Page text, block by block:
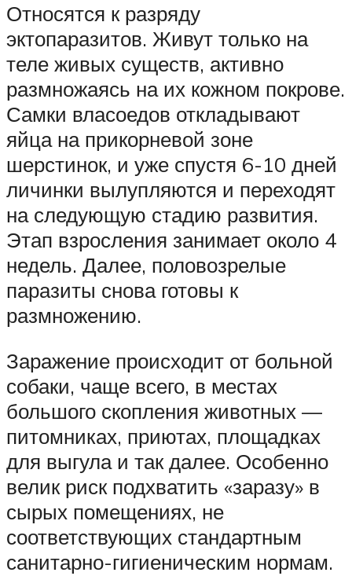
Относятся к разряду
эктопаразитов. Живут только на
теле живых существ, активно
размножаясь на их кожном покрове.
Самки власоедов откладывают
яйца на прикорневой зоне
шерстинок, и уже спустя 6-10 дней
личинки вылупляются и переходят
на следующую стадию развития.
Этап взросления занимает около 4
недель. Далее, половозрелые
паразиты снова готовы к
размножению.
Заражение происходит от больной
собаки, чаще всего, в местах
большого скопления животных —
питомниках, приютах, площадках
для выгула и так далее. Особенно
велик риск подхватить «заразу» в
сырых помещениях, не
соответствующих стандартным
санитарно-гигиеническим нормам.